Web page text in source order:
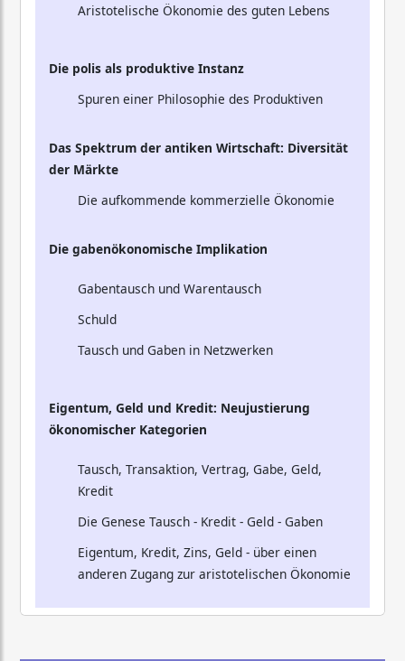
Aristotelische Ökonomie des guten Lebens
Die polis als produktive Instanz
Spuren einer Philosophie des Produktiven
Das Spektrum der antiken Wirtschaft: Diversität
der Märkte
Die aufkommende kommerzielle Ökonomie
Die gabenökonomische Implikation
Gabentausch und Warentausch
Schuld
Tausch und Gaben in Netzwerken
Eigentum, Geld und Kredit: Neujustierung
ökonomischer Kategorien
Tausch, Transaktion, Vertrag, Gabe, Geld,
Kredit
Die Genese Tausch - Kredit - Geld - Gaben
Eigentum, Kredit, Zins, Geld - über einen
anderen Zugang zur aristotelischen Ökonomie